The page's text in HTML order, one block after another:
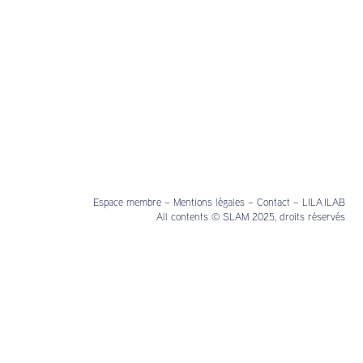
Espace membre– Mentions légales– Contact – LILA ILAB
All contents © SLAM 2025, droits réservés